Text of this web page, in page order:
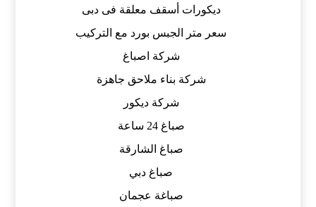
ديكورات أسقف معلقة فى دبى
سعر متر الجبس بورد مع التركيب
شركة اصباغ
شركة بناء ملاحق جاهزة
شركة ديكور
صباغ 24 ساعة
صباغ الشارقة
صباغ دبي
صباغة عجمان